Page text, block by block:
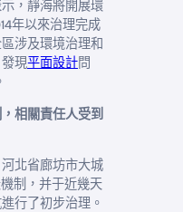
，靜海將開展環
年以來治理完成
涉及環境治理和
現平面設計問
相關責任人受到
北省廊坊市大城
制，并于近幾天
行了初步治理。